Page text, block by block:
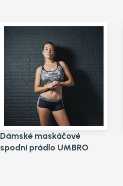
Dámské maskáčové
spodní prádlo UMBRO